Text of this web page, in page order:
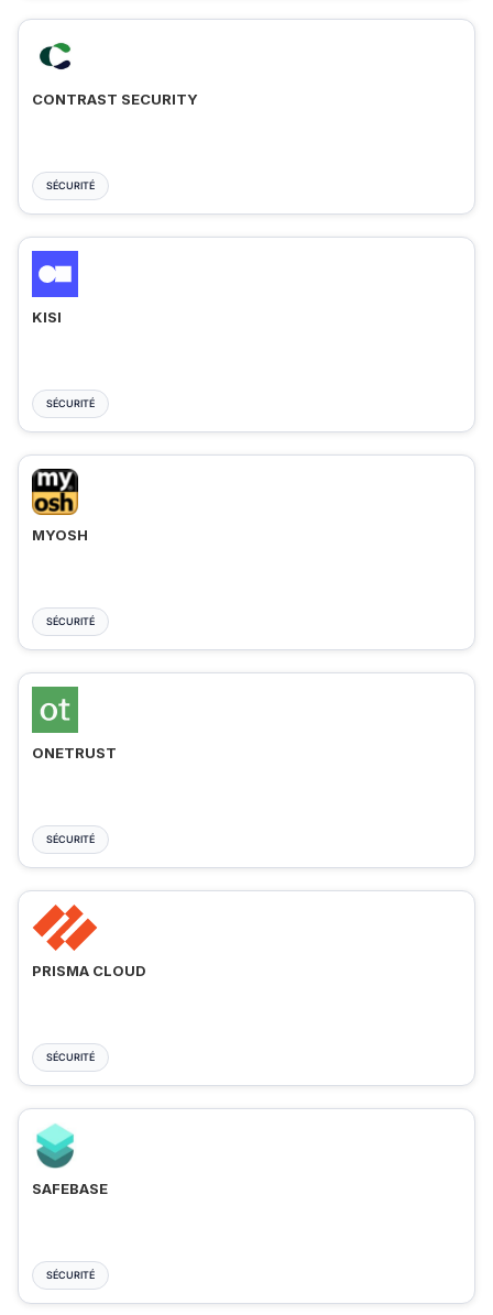
CONTRAST SECURITY
SÉCURITÉ
KISI
SÉCURITÉ
MYOSH
SÉCURITÉ
ONETRUST
SÉCURITÉ
PRISMA CLOUD
SÉCURITÉ
SAFEBASE
SÉCURITÉ